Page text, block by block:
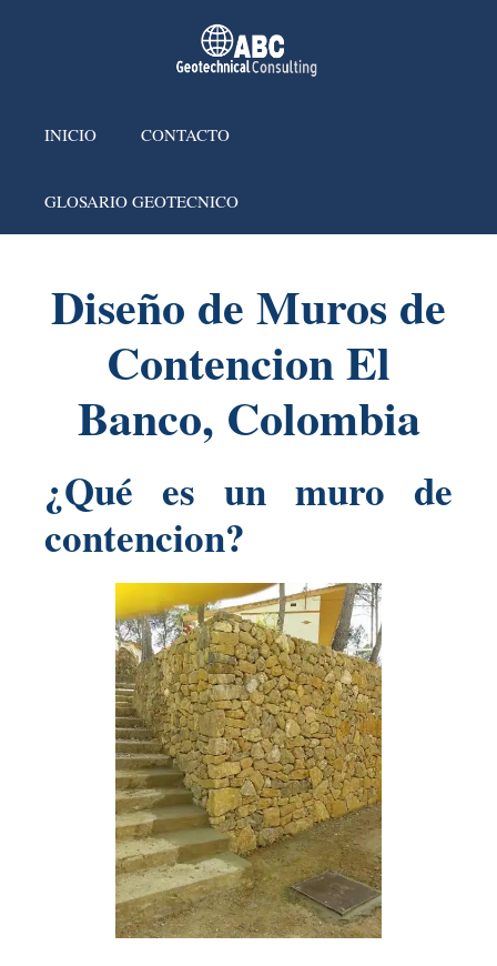
INICIO CONTACTO
GLOSARIO GEOTECNICO
Diseño de Muros de
Contencion El
Banco, Colombia
¿Qué es un muro de
contencion?